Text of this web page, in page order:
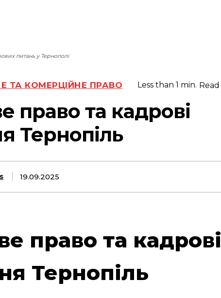
питань у Тернополі
ТА КОМЕРЦІЙНЕ ПРАВО Less than 1 min. Read
право та кадрові
Тернопіль
19.09.2025
право та кадрові
Тернопіль